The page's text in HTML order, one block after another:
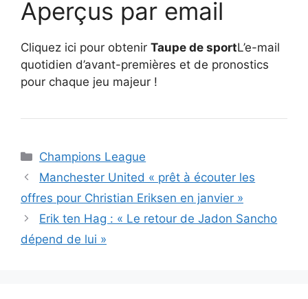
Aperçus par email
Cliquez ici pour obtenir Taupe de sportL’e-mail
quotidien d’avant-premières et de pronostics
pour chaque jeu majeur !
Catégories
Champions League
Manchester United « prêt à écouter les
offres pour Christian Eriksen en janvier »
Erik ten Hag : « Le retour de Jadon Sancho
dépend de lui »